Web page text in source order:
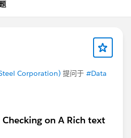
Corporation) 提问于 #Data
Checking on A Rich text